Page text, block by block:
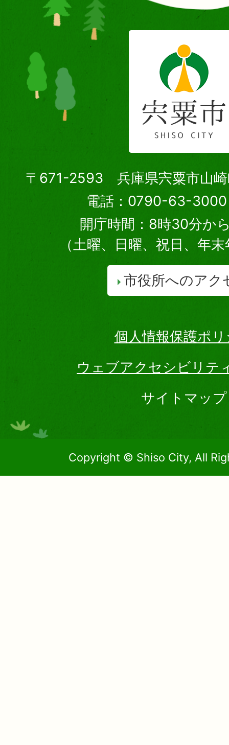
〒671-2593 兵庫県宍粟市山崎
電話：0790-63-3000
開庁時間：8時30分か
（土曜、日曜、祝日、年
市役所へのアク
個人情報保護ポ
ウェブアクセシビリテ
サイトマップ
Copyright © Shiso City, All